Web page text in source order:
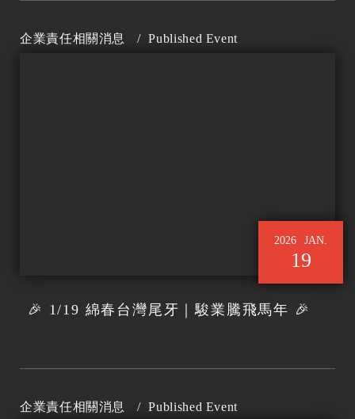
企業責任相關消息 / Published Event
2026 JAN.
19
🎉 1/19 綿春台灣尾牙｜駿業騰飛馬年 🎉
企業責任相關消息 / Published Event